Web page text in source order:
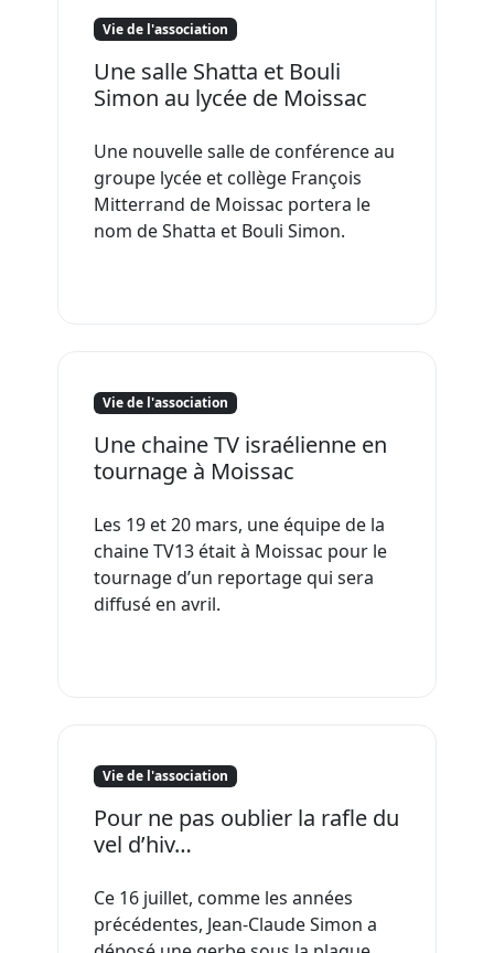
Vie de l'association
Une salle Shatta et Bouli
Simon au lycée de Moissac
Une nouvelle salle de conférence au
groupe lycée et collège François
Mitterrand de Moissac portera le
nom de Shatta et Bouli Simon.
Vie de l'association
Une chaine TV israélienne en
tournage à Moissac
Les 19 et 20 mars, une équipe de la
chaine TV13 était à Moissac pour le
tournage d’un reportage qui sera
diffusé en avril.
Vie de l'association
Pour ne pas oublier la rafle du
vel d’hiv…
Ce 16 juillet, comme les années
précédentes, Jean-Claude Simon a